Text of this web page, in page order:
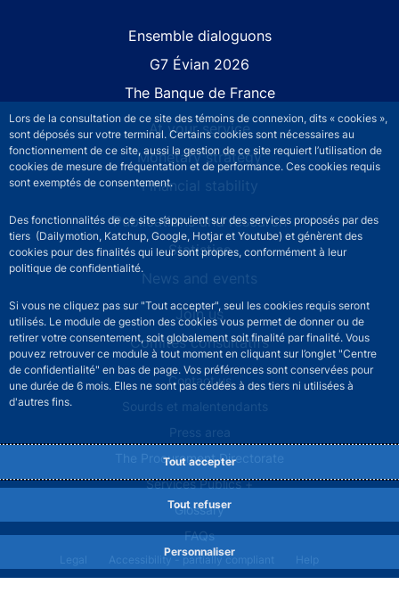
Lors de la consultation de ce site des témoins de connexion, dits « cookies »,
sont déposés sur votre terminal. Certains cookies sont nécessaires au
fonctionnement de ce site, aussi la gestion de ce site requiert l’utilisation de
cookies de mesure de fréquentation et de performance. Ces cookies requis
sont exemptés de consentement.
Des fonctionnalités de ce site s’appuient sur des services proposés par des
tiers (Dailymotion, Katchup, Google, Hotjar et Youtube) et génèrent des
cookies pour des finalités qui leur sont propres, conformément à leur
politique de confidentialité.
Si vous ne cliquez pas sur "Tout accepter", seul les cookies requis seront
utilisés. Le module de gestion des cookies vous permet de donner ou de
retirer votre consentement, soit globalement soit finalité par finalité. Vous
pouvez retrouver ce module à tout moment en cliquant sur l’onglet "Centre
de confidentialité" en bas de page. Vos préférences sont conservées pour
une durée de 6 mois. Elles ne sont pas cédées à des tiers ni utilisées à
d'autres fins.
Tout accepter
Tout refuser
Personnaliser
Ensemble dialoguons
G7 Évian 2026
The Banque de France
At your service
Monetary strategy
Financial stability
Publications and research
Statistics
News and events
Join us
Comités consultatifs
Footer secondary menuContact us
Sourds et malentendants
Press area
The Procurement Directorate
Services Publics +
Glossary
FAQs
Footer legal notice menu
Legal Accessibility - partially compliant
Help